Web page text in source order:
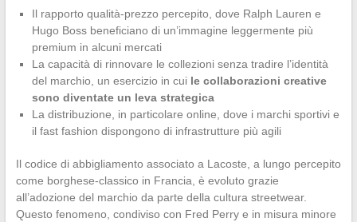
Il rapporto qualità-prezzo percepito, dove Ralph Lauren e
Hugo Boss beneficiano di un’immagine leggermente più
premium in alcuni mercati
La capacità di rinnovare le collezioni senza tradire l’identità
del marchio, un esercizio in cui le collaborazioni creative
sono diventate un leva strategica
La distribuzione, in particolare online, dove i marchi sportivi e
il fast fashion dispongono di infrastrutture più agili
Il codice di abbigliamento associato a Lacoste, a lungo percepito
come borghese-classico in Francia, è evoluto grazie
all’adozione del marchio da parte della cultura streetwear.
Questo fenomeno, condiviso con Fred Perry e in misura minore